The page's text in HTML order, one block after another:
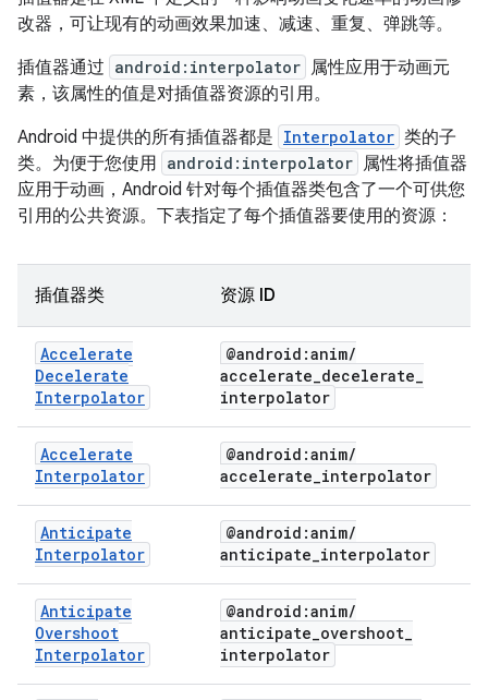
改器，可让现有的动画效果加速、减速、重复、弹跳等。
插值器通过 android:interpolator 属性应用于动画元
素，该属性的值是对插值器资源的引用。
Android 中提供的所有插值器都是 Interpolator 类的子
类。为便于您使用 android:interpolator 属性将插值器
应用于动画，Android 针对每个插值器类包含了一个可供您
引用的公共资源。下表指定了每个插值器要使用的资源：
插值器类 资源 ID
Accelerate
Decelerate
Interpolator
@android:anim/
accelerate_decelerate_
interpolator
Accelerate
Interpolator
@android:anim/
accelerate_interpolator
Anticipate
Interpolator
@android:anim/
anticipate_interpolator
Anticipate
Overshoot
Interpolator
@android:anim/
anticipate_overshoot_
interpolator